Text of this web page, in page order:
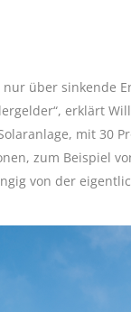
über sinkende
erklärt
mit 30
zum Beispiel
von der